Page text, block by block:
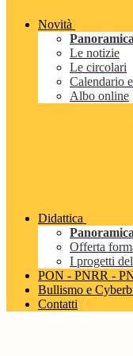
Novità
Panoramica
Le notizie
Le circolari
Calendario
Albo online
Didattica
Panoramica
Offerta
I progetti
PON - PNRR -
Bullismo e
Contatti